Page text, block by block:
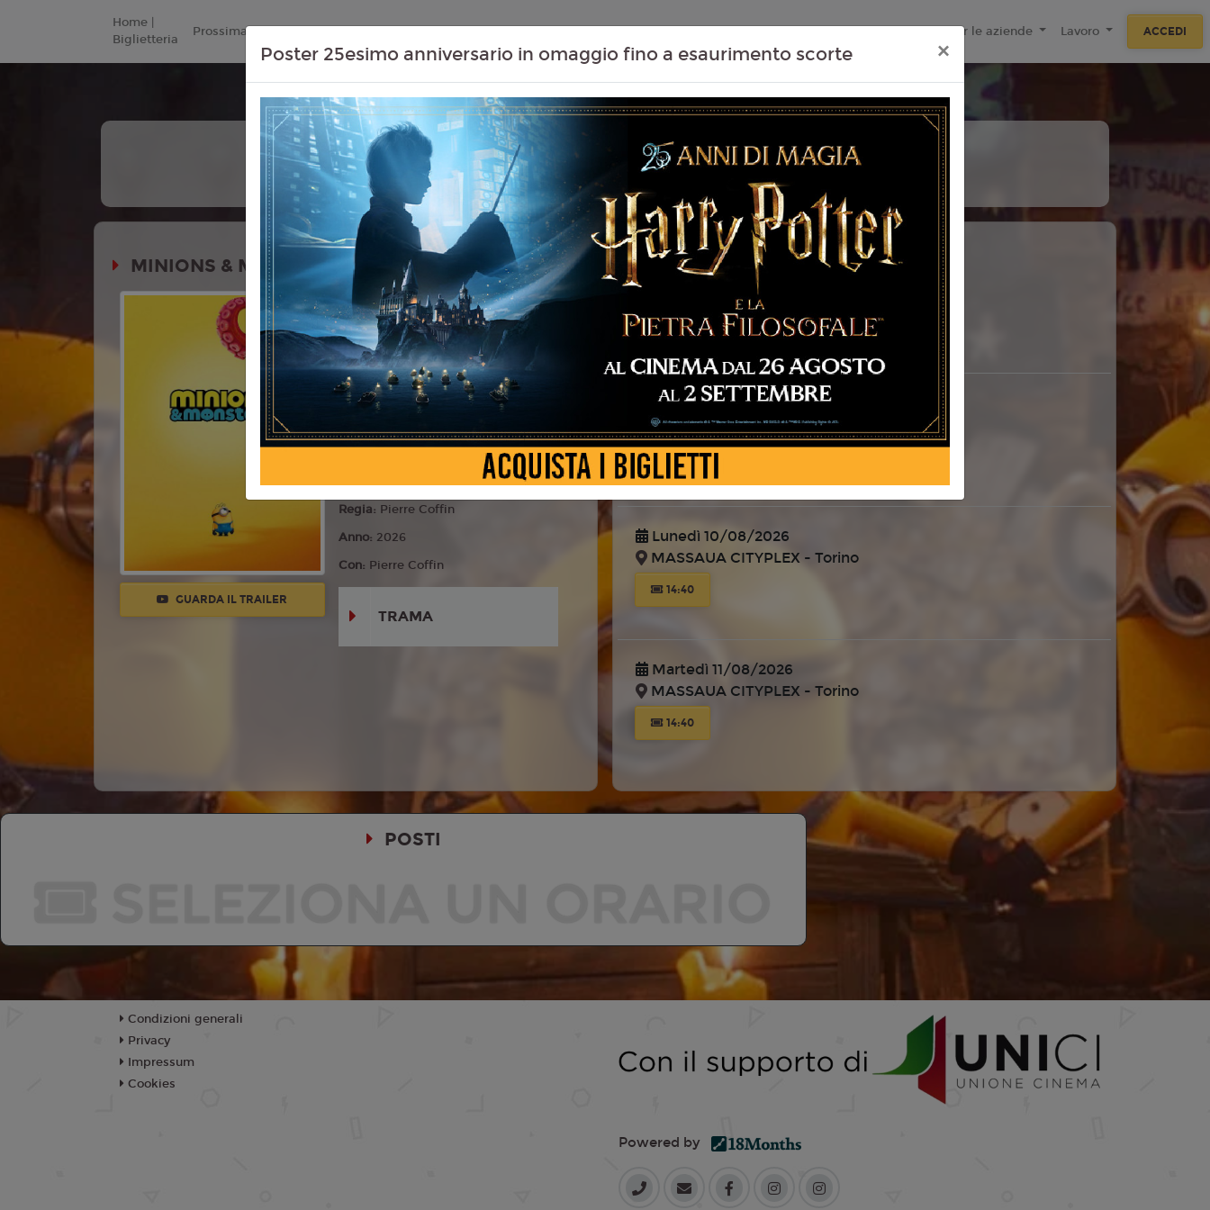
Home |
Biglietteria
Prossimamente Listino Prezzi Contenuti Extra Proiezioni Scolastiche Eventi Passati Tecnologie F.A.Q Per le aziende Lavoro ACCEDI
+ 08
Agosto
Domenica
10 11
Martedì
MINIONS & MONSTERS
GUARDA IL TRAILER
Durata: 87 min
Genere:Animazione, Avventura,
Regia: Pierre Coffin
Anno: 2026
Con: Pierre Coffin
TRAMA
Sabato 08/08/2026
MASSAUA CITYPLEX - Torino
14:40
Domenica 09/08/2026
MASSAUA CITYPLEX - Torino
14:30
Lunedì 10/08/2026
MASSAUA CITYPLEX - Torino
14:40
Martedì 11/08/2026
MASSAUA CITYPLEX - Torino
14:40
POSTI
Poster 25esimo anniversario in omaggio fino a esaurimento scorte ×
Condizioni generali
Privacy
Impressum
Cookies
Powered by